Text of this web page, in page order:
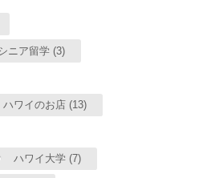
ニア留学 (3)
ハワイのお店 (13)
ハワイ大学 (7)